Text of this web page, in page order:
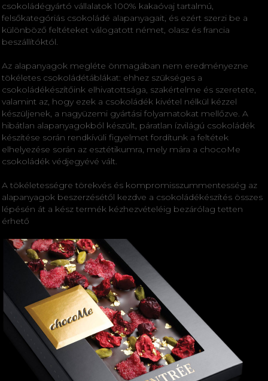
csokoládégyártó vállalatok 100% kakaóvaj tartalmú,
felsőkategóriás csokoládé alapanyagait, és ezért szerzi be a
különböző feltéteket válogatott német, olasz és francia
beszállítóktól.
Az alapanyagok megléte önmagában nem eredményezne
tökéletes csokoládétáblákat: ehhez szükséges a
csokoládékészítőink elhivatottsága, szakértelme és szeretete,
valamint az, hogy ezek a csokoládék kivétel nélkül kézzel
készüljenek, a nagyüzemi gyártási folyamatokat mellőzve. A
hibátlan alapanyagokból készült, páratlan ízvilágú csokoládék
készítése során rendkívüli figyelmet fordítunk a feltétek
elhelyezése során az esztétikumra, mely mára a chocoMe
csokoládék védjegyévé vált.
A tökéletességre törekvés és kompromisszummentesség az
alapanyagok beszerzésétől kezdve a csokoládékészítés összes
lépésén át a kész termék kézhezvételéig bezárólag tetten
érhető